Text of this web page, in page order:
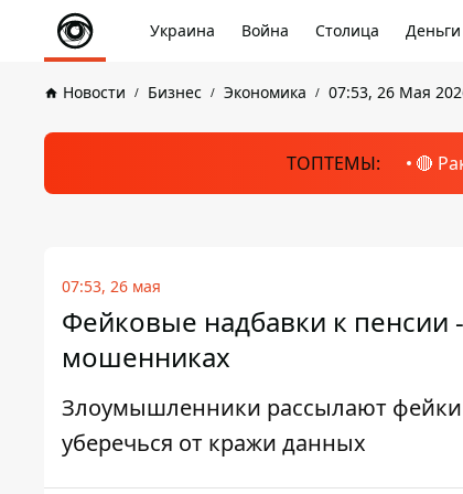
Украина Война Столица Деньги
Новости Бизнес Экономика 07:53, 26 Мая
ТОПТЕМЫ: 🔴
07:53, 26 мая
Фейковые надбавки к
мошенниках
Злоумышленники рассылают
уберечься от кражи данных